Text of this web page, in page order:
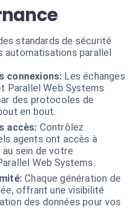
standards de sécurité
automatisations parallel
connexions: Les échanges
Parallel Web Systems
des protocoles de
en bout.
accès: Contrôlez
agents ont accès à
sein de votre
Web Systems.
Chaque génération de
offrant une visibilité
des données pour vos